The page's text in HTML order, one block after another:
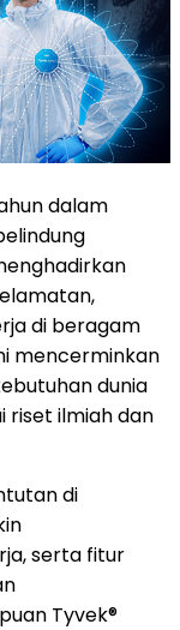
dalam
di beragam
mencerminkan
dunia
riset ilmiah dan
di
serta fitur
Tyvek®